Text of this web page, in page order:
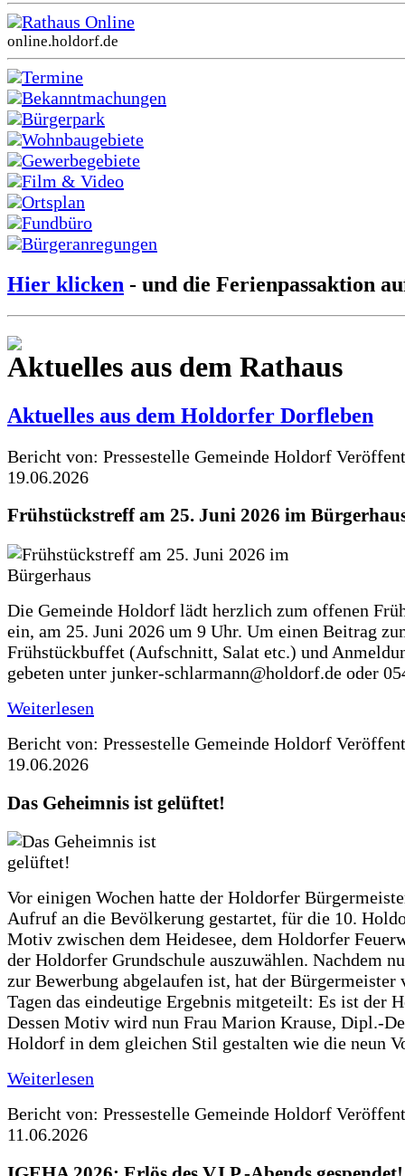
Rathaus Online
online.holdorf.de
Termine
Bekanntmachungen
Bürgerpark
Wohnbaugebiete
Gewerbegebiete
Film & Video
Ortsplan
Fundbüro
Bürgeranregungen
Hier klicken - und die Ferienpassaktion
Aktuelles aus dem Rathaus
Aktuelles aus dem Holdorfer Dorfleben
Bericht von: Pressestelle Gemeinde Holdorf
19.06.2026
Frühstückstreff am 25. Juni 2026 im
Die Gemeinde Holdorf lädt herzlich zum offenen
ein, am 25. Juni 2026 um 9 Uhr. Um einen Beitrag
Frühstückbuffet (Aufschnitt, Salat etc.) und
gebeten unter junker-schlarmann@holdorf.de oder
Weiterlesen
Bericht von: Pressestelle Gemeinde Holdorf
19.06.2026
Das Geheimnis ist gelüftet!
Vor einigen Wochen hatte der Holdorfer
Aufruf an die Bevölkerung gestartet, für die 10.
Motiv zwischen dem Heidesee, dem Holdorfer
der Holdorfer Grundschule auszuwählen. Nachdem
zur Bewerbung abgelaufen ist, hat der Bürgermeister
Tagen das eindeutige Ergebnis mitgeteilt: Es ist der
Dessen Motiv wird nun Frau Marion Krause, Dipl.-
Holdorf in dem gleichen Stil gestalten wie die neun
Weiterlesen
Bericht von: Pressestelle Gemeinde Holdorf
11.06.2026